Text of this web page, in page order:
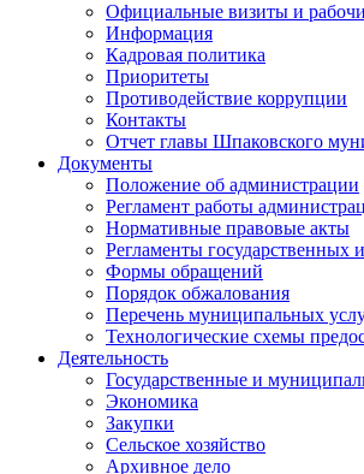
Официальные визиты и
Информация
Кадровая политика
Приоритеты
Противодействие коррупции
Контакты
Отчет главы Шпаковского
Документы
Положение об администрации
Регламент работы
Нормативные правовые акты
Регламенты государственных
Формы обращений
Порядок обжалования
Перечень муниципальных
Технологические схемы
Деятельность
Государственные и
Экономика
Закупки
Сельское хозяйство
Архивное дело